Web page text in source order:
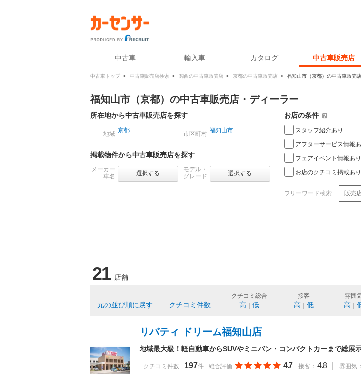
中古車 輸入車 カタログ 中古車販売店
中古車トップ > 中古車販売店検索 > 関西の中古車販売店 > 京都の中古車販売店 > 福知山市（京都）の中古車販売
福知山市（京都）の中古車販売店・ディーラー
所在地から中古車販売店を探す
地域 京都 市区町村 福知山市
掲載物件から中古車販売店を探す
メーカー
車名
選択する
モデル・
グレード
選択する
お店の条件
スタッフ紹介あり
アフターサービス情報あ
フェアイベント情報あり
お店のクチコミ掲載あり
フリーワード検索
21 店舗
元の並び順に戻す クチコミ件数
クチコミ総合
高 低
接客
高 低
雰囲
高
リバティ ドリーム福知山店
地域最大級！軽自動車からSUVやミニバン・コンパクトカーまで総展
クチコミ件数 197件 総合評価 4.7 接客： 4.8 雰囲気：